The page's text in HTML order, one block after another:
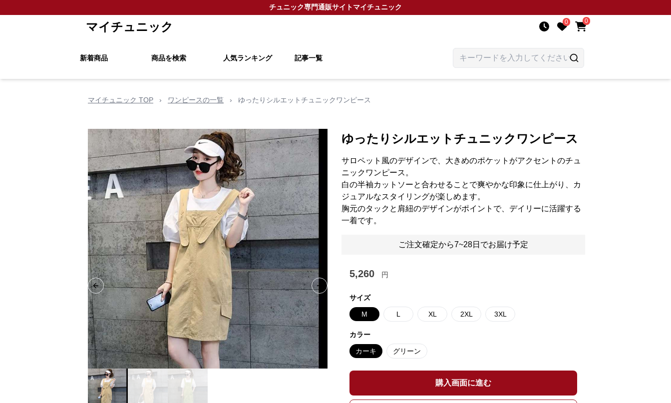
チュニック専門通販サイトマイチュニック
マイチュニック 0 0
新着商品 商品を検索 人気ランキング 記事一覧
マイチュニック TOP › ワンピースの一覧 › ゆったりシルエットチュニックワンピース
Previous slide Next slide
ゆったりシルエットチュニックワンピース
サロペット風のデザインで、大きめのポケットがアクセントのチュ
ニックワンピース。
白の半袖カットソーと合わせることで爽やかな印象に仕上がり、カ
ジュアルなスタイリングが楽しめます。
胸元のタックと肩紐のデザインがポイントで、デイリーに活躍する
一着です。
ご注文確定から7~28日でお届け予定
5,260 円
サイズ
M L XL 2XL 3XL
カラー
カーキ グリーン
購入画面に進む